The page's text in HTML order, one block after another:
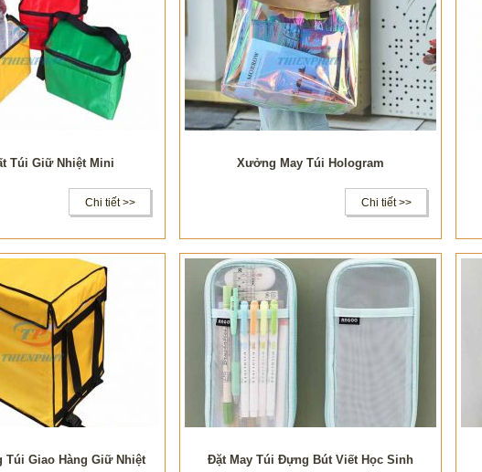
Túi Giữ Nhiệt Mini
Chi tiết >>
Xưởng May Túi Hologram
Chi tiết >>
Túi Giao Hàng Giữ Nhiệt Đặt May Túi Đựng Bút Viết Học Sinh